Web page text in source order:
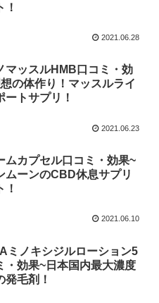
！
2021.06.28
マッスルHMB口コミ・効
の体作り！マッスルライ
ートサプリ！
2021.06.23
ムカプセル口コミ・効果~
ムーンのCBD休息サプリ
！
2021.06.10
ミノキシジルローション5
・効果~日本国内最大濃度
発毛剤！